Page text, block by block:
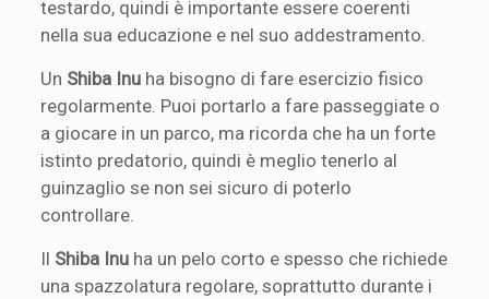
testardo, quindi è importante essere coerenti
nella sua educazione e nel suo addestramento.
Un Shiba Inu ha bisogno di fare esercizio fisico
regolarmente. Puoi portarlo a fare passeggiate o
a giocare in un parco, ma ricorda che ha un forte
istinto predatorio, quindi è meglio tenerlo al
guinzaglio se non sei sicuro di poterlo
controllare.
Il Shiba Inu ha un pelo corto e spesso che richiede
una spazzolatura regolare, soprattutto durante i